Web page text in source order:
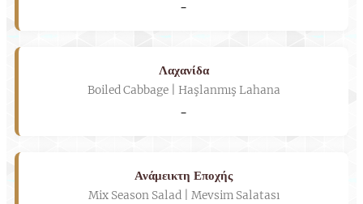
-
Λαχανίδα
Boiled Cabbage | Haşlanmış Lahana
-
Ανάμεικτη Εποχής
Mix Season Salad | Mevsim Salatası